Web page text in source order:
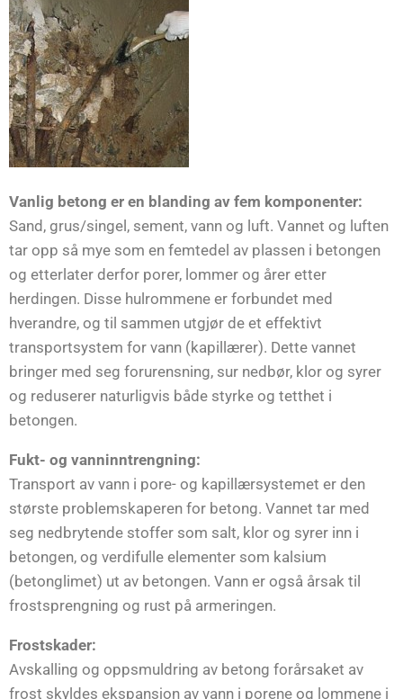
Vanlig betong er en blanding av fem komponenter:
Sand, grus/singel, sement, vann og luft. Vannet og luften
tar opp så mye som en femtedel av plassen i betongen
og etterlater derfor porer, lommer og årer etter
herdingen. Disse hulrommene er forbundet med
hverandre, og til sammen utgjør de et effektivt
transportsystem for vann (kapillærer). Dette vannet
bringer med seg forurensning, sur nedbør, klor og syrer
og reduserer naturligvis både styrke og tetthet i
betongen.
Fukt- og vanninntrengning:
Transport av vann i pore- og kapillærsystemet er den
største problemskaperen for betong. Vannet tar med
seg nedbrytende stoffer som salt, klor og syrer inn i
betongen, og verdifulle elementer som kalsium
(betonglimet) ut av betongen. Vann er også årsak til
frostsprengning og rust på armeringen.
Frostskader:
Avskalling og oppsmuldring av betong forårsaket av
frost skyldes ekspansjon av vann i porene og lommene i